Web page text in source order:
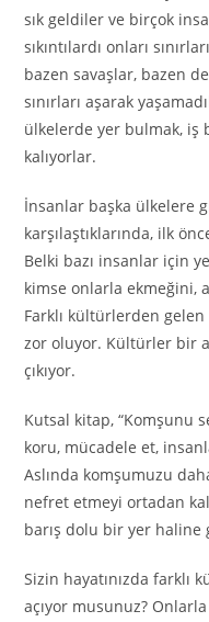
sık geldiler ve birçok
sıkıntılardı onları
bazen savaşlar, bazen
sınırları aşarak
ülkelerde yer bulmak, iş
kalıyorlar.
İnsanlar başka ülkelere
karşılaştıklarında, ilk
Belki bazı insanlar için
kimse onlarla ekmeğini,
Farklı kültürlerden
zor oluyor. Kültürler bir
çıkıyor.
Kutsal kitap, “Komşunu
koru, mücadele et,
Aslında komşumuzu
nefret etmeyi ortadan
barış dolu bir yer haline
Sizin hayatınızda farklı
açıyor musunuz?